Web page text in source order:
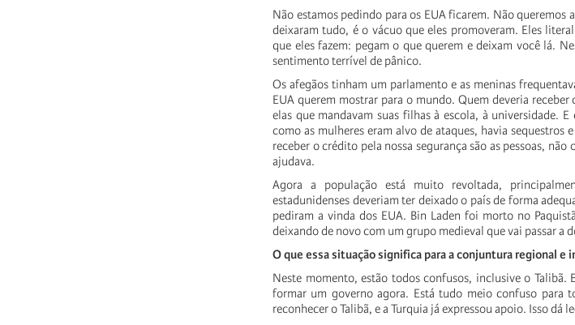
Não estamos pedindo para os EUA ficarem. Não queremos
deixaram tudo, é o vácuo que eles promoveram. Eles
que eles fazem: pegam o que querem e deixam você lá.
sentimento terrível de pânico.
Os afegãos tinham um parlamento e as meninas
EUA querem mostrar para o mundo. Quem deveria
elas que mandavam suas filhas à escola, à universidade.
como as mulheres eram alvo de ataques, havia sequestros
receber o crédito pela nossa segurança são as pessoas,
ajudava.
Agora a população está muito revoltada,
estadunidenses deveriam ter deixado o país de forma
pediram a vinda dos EUA. Bin Laden foi morto no
deixando de novo com um grupo medieval que vai passar a
O que essa situação significa para a conjuntura regional e
Neste momento, estão todos confusos, inclusive o Talibã.
formar um governo agora. Está tudo meio confuso para
reconhecer o Talibã, e a Turquia já expressou apoio. Isso dá